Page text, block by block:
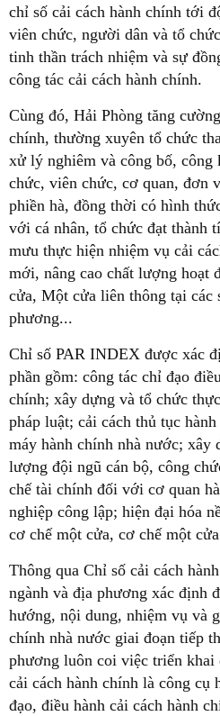
chỉ số cải cách hành chính tới
viên chức, người dân và tổ
tinh thần trách nhiệm và sự
công tác cải cách hành chính.
Cùng đó, Hải Phòng tăng
chính, thường xuyên tổ chức
xử lý nghiêm và công bố, công
chức, viên chức, cơ quan, đơn
phiền hà, đồng thời có hình
với cá nhân, tổ chức đạt thành
mưu thực hiện nhiệm vụ cải
mới, nâng cao chất lượng hoạt
cửa, Một cửa liên thông tại các
phương...
Chỉ số PAR INDEX được xác
phần gồm: công tác chỉ đạo
chính; xây dựng và tổ chức
pháp luật; cải cách thủ tục
máy hành chính nhà nước; xây
lượng đội ngũ cán bộ, công
chế tài chính đối với cơ quan
nghiệp công lập; hiện đại hóa
cơ chế một cửa, cơ chế một
Thông qua Chỉ số cải cách
ngành và địa phương xác định
hướng, nội dung, nhiệm vụ và
chính nhà nước giai đoạn tiếp
phương luôn coi việc triển
cải cách hành chính là công cụ
đạo, điều hành cải cách hành